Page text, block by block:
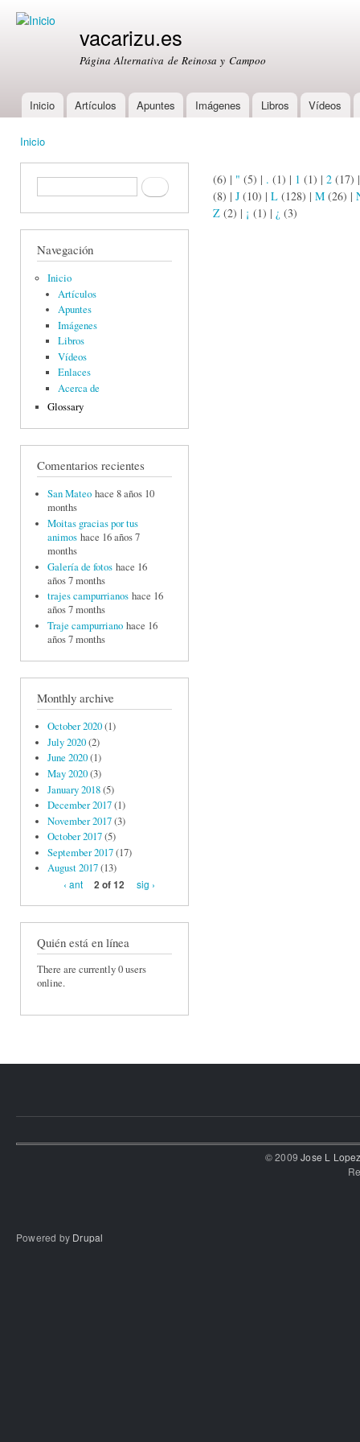
vacarizu.es
Página Alternativa de Reinosa y Campoo
Main menu
Inicio Artículos Apuntes Imágenes Libros Vídeos
Inicio
Formulario de búsquedaBuscar
Navegación
Inicio
Artículos
Apuntes
Imágenes
Libros
Vídeos
Enlaces
Acerca de
Glossary
Comentarios recientes
San Mateo hace 8 años 10
months
Moitas gracias por tus
animos hace 16 años 7
months
Galería de fotos hace 16
años 7 months
trajes campurrianos hace 16
años 7 months
Traje campurriano hace 16
años 7 months
Monthly archive
October 2020(1)
July 2020(2)
June 2020(1)
May 2020(3)
January 2018(5)
December 2017(1)
November 2017(3)
October 2017(5)
September 2017(17)
August 2017(13)
‹ ant
2 of 12 sig ›
Quién está en línea
There are currently 0 users
online.
(6) | " (5) | . (1) | 1 (1) | 2 (17)
(8) | J (10) | L (128) | M (26) |
Z (2) | ¡ (1) | ¿ (3)
© 2009Jose L
Powered by Drupal